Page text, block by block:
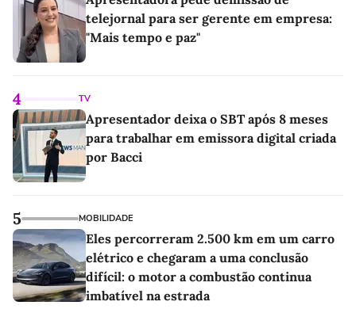
telejornal para ser gerente em empresa:
"Mais tempo e paz"
4 TV
Apresentador deixa o SBT após 8 meses
para trabalhar em emissora digital criada
por Bacci
5 MOBILIDADE
Eles percorreram 2.500 km em um carro
elétrico e chegaram a uma conclusão
difícil: o motor a combustão continua
imbatível na estrada